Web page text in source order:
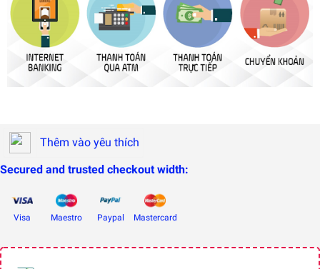
Thêm vào yêu thích
Secured and trusted checkout width:
Visa Maestro Paypal Mastercard